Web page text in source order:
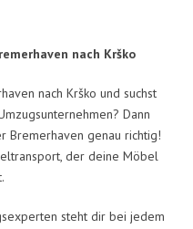
nach Krško
nach Krško und suchst
Dann
Bremerhaven genau richtig!
der deine Möbel
steht dir bei jedem